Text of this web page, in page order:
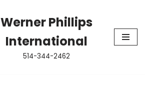
Werner Phillips
International
514-344-2462